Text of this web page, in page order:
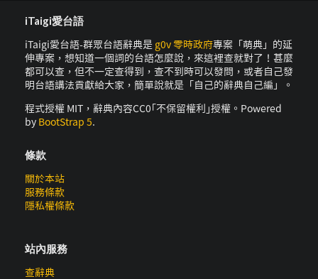
iTaigi愛台語
iTaigi愛台語-群眾台語辭典是 g0v 零時政府專案「萌典」的延
伸專案，想知道一個詞的台語怎麼說，來這裡查就對了！甚麼
都可以查，但不一定查得到，查不到時可以發問，或者自己發
明台語講法貢獻給大家，簡單說就是「自己的辭典自己編」。
程式授權 MIT，辭典內容CC0｢不保留權利｣授權。Powered
by BootStrap 5.
條款
關於本站
服務條款
隱私權條款
站內服務
查辭典